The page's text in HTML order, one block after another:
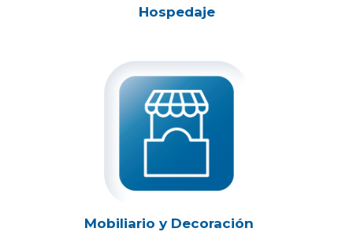
Hospedaje
Mobiliario y Decoración